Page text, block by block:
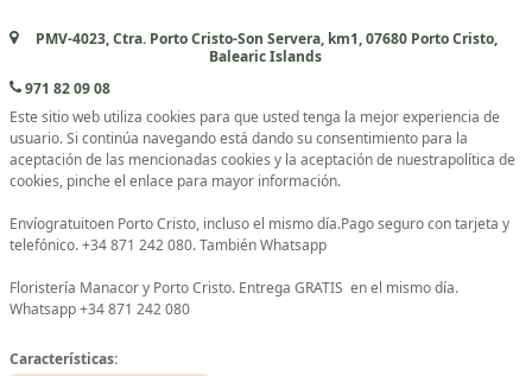
PMV-4023, Ctra. Porto Cristo-Son Servera, km1, 07680 Porto Cristo,
Balearic Islands
971 82 09 08
Este sitio web utiliza cookies para que usted tenga la mejor experiencia de
usuario. Si continúa navegando está dando su consentimiento para la
aceptación de las mencionadas cookies y la aceptación de nuestrapolítica de
cookies, pinche el enlace para mayor información.
Envíogratuitoen Porto Cristo, incluso el mismo día.Pago seguro con tarjeta y
telefónico. +34 871 242 080. También Whatsapp
Floristería Manacor y Porto Cristo. Entrega GRATIS en el mismo día.
Whatsapp +34 871 242 080
Características: